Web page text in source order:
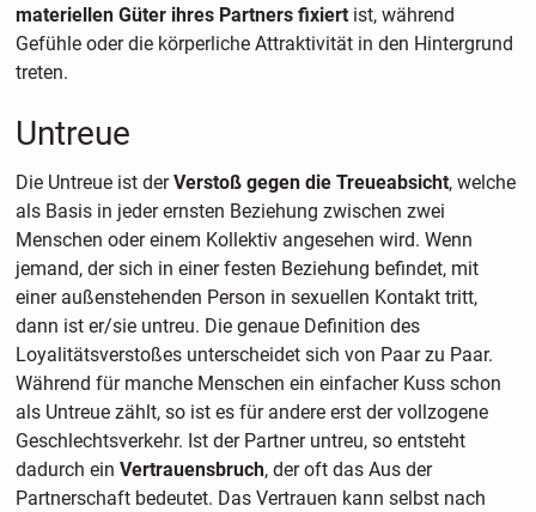
materiellen Güter ihres Partners fixiertist, während
Gefühle oder die körperliche Attraktivität in den Hintergrund
treten.
Untreue
Die Untreue ist derVerstoß gegen die Treueabsicht, welche
als Basis in jeder ernsten Beziehung zwischen zwei
Menschen oder einem Kollektiv angesehen wird. Wenn
jemand, der sich in einer festen Beziehung befindet, mit
einer außenstehenden Person in sexuellen Kontakt tritt,
dann ist er/sie untreu. Die genaue Definition des
Loyalitätsverstoßes unterscheidet sich von Paar zu Paar.
Während für manche Menschen ein einfacher Kuss schon
als Untreue zählt, so ist es für andere erst der vollzogene
Geschlechtsverkehr. Ist der Partner untreu, so entsteht
dadurch ein Vertrauensbruch, der oft das Aus der
Partnerschaft bedeutet. Das Vertrauen kann selbst nach